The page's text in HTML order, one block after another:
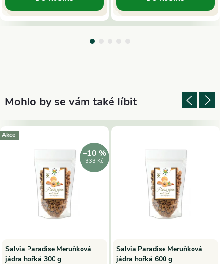
Akce
333 Kč
–10 %
Salvia Paradise Meruňková
jádra hořká 300 g
Salvia Paradise Meruňková
jádra hořká 600 g